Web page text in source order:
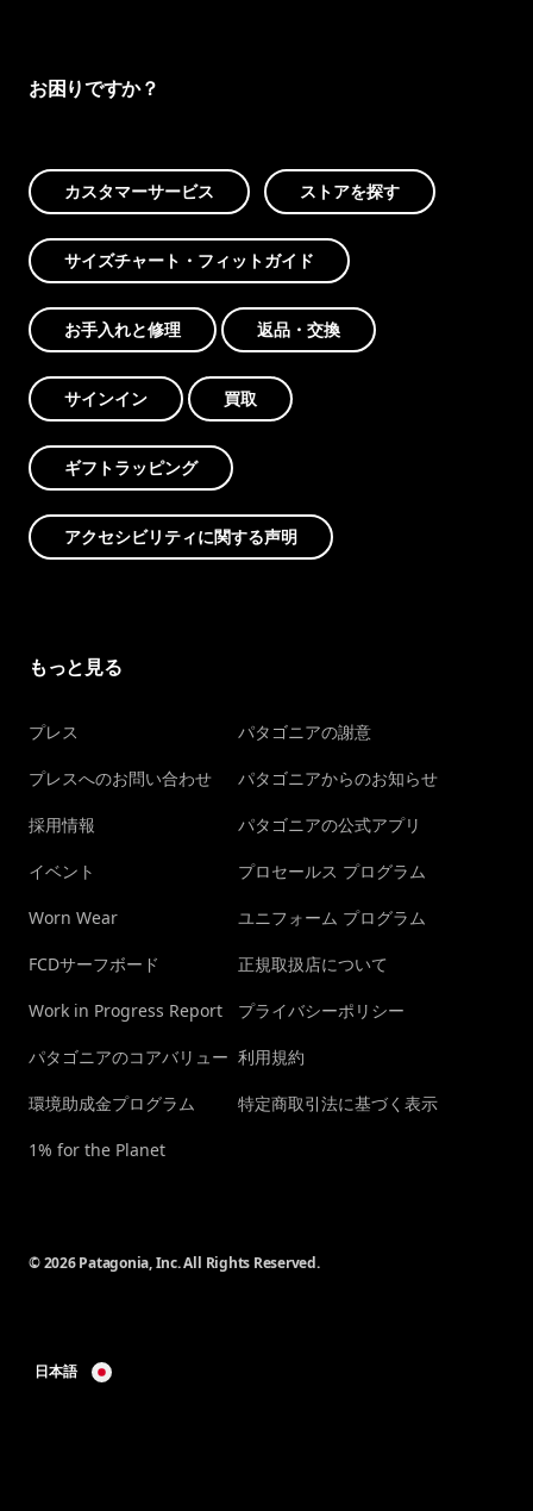
お困りですか？
カスタマーサービス ストアを探す
サイズチャート・フィットガイド
お手入れと修理 返品・交換
サインイン 買取
ギフトラッピング
アクセシビリティに関する声明
もっと見る
プレス
プレスへのお問い合わせ
採用情報
イベント
Worn Wear
FCDサーフボード
Work in Progress Report
パタゴニアのコアバリュー
環境助成金プログラム
1% for the Planet
パタゴニアの謝意
パタゴニアからのお知らせ
パタゴニアの公式アプリ
プロセールス プログラム
ユニフォーム プログラム
正規取扱店について
プライバシーポリシー
利用規約
特定商取引法に基づく表示
© 2026 Patagonia, Inc. All Rights Reserved.
日本語